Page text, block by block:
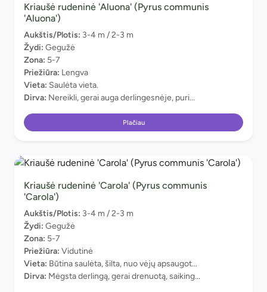
Kriaušė rudeninė 'Aluona' (Pyrus communis
'Aluona')
Aukštis/Plotis: 3-4 m / 2-3 m
Žydi: Gegužė
Zona: 5-7
Priežiūra: Lengva
Vieta: Saulėta vieta.
Dirva: Nereikli, gerai auga derlingesnėje, puri...
Plačiau
Kriaušė rudeninė 'Carola' (Pyrus communis
'Carola')
Aukštis/Plotis: 3-4 m / 2-3 m
Žydi: Gegužė
Zona: 5-7
Priežiūra: Vidutinė
Vieta: Būtina saulėta, šilta, nuo vėjų apsaugot...
Dirva: Mėgsta derlingą, gerai drenuotą, saiking...